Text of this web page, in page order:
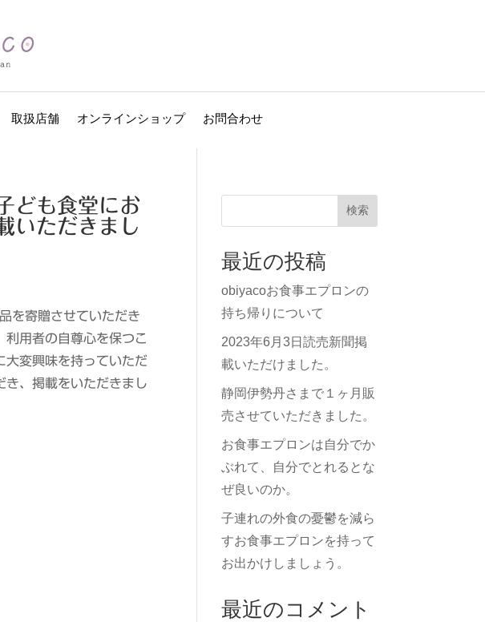
取扱店舗 オンラインショップ お問合わせ
ども食堂にお
いただきまし
を寄贈させていただき
用者の自尊心を保つこ
変興味を持っていただ
き、掲載をいただきまし
検索
最近の投稿
obiyacoお食事エプロンの
持ち帰りについて
2023年6月3日読売新聞掲
載いただけました。
静岡伊勢丹さまで１ヶ月販
売させていただきました。
お食事エプロンは自分でか
ぶれて、自分でとれるとな
ぜ良いのか。
子連れの外食の憂鬱を減ら
すお食事エプロンを持って
お出かけしましょう。
最近のコメント